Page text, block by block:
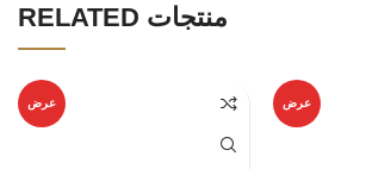
RELATED منتجات
عرض عرض